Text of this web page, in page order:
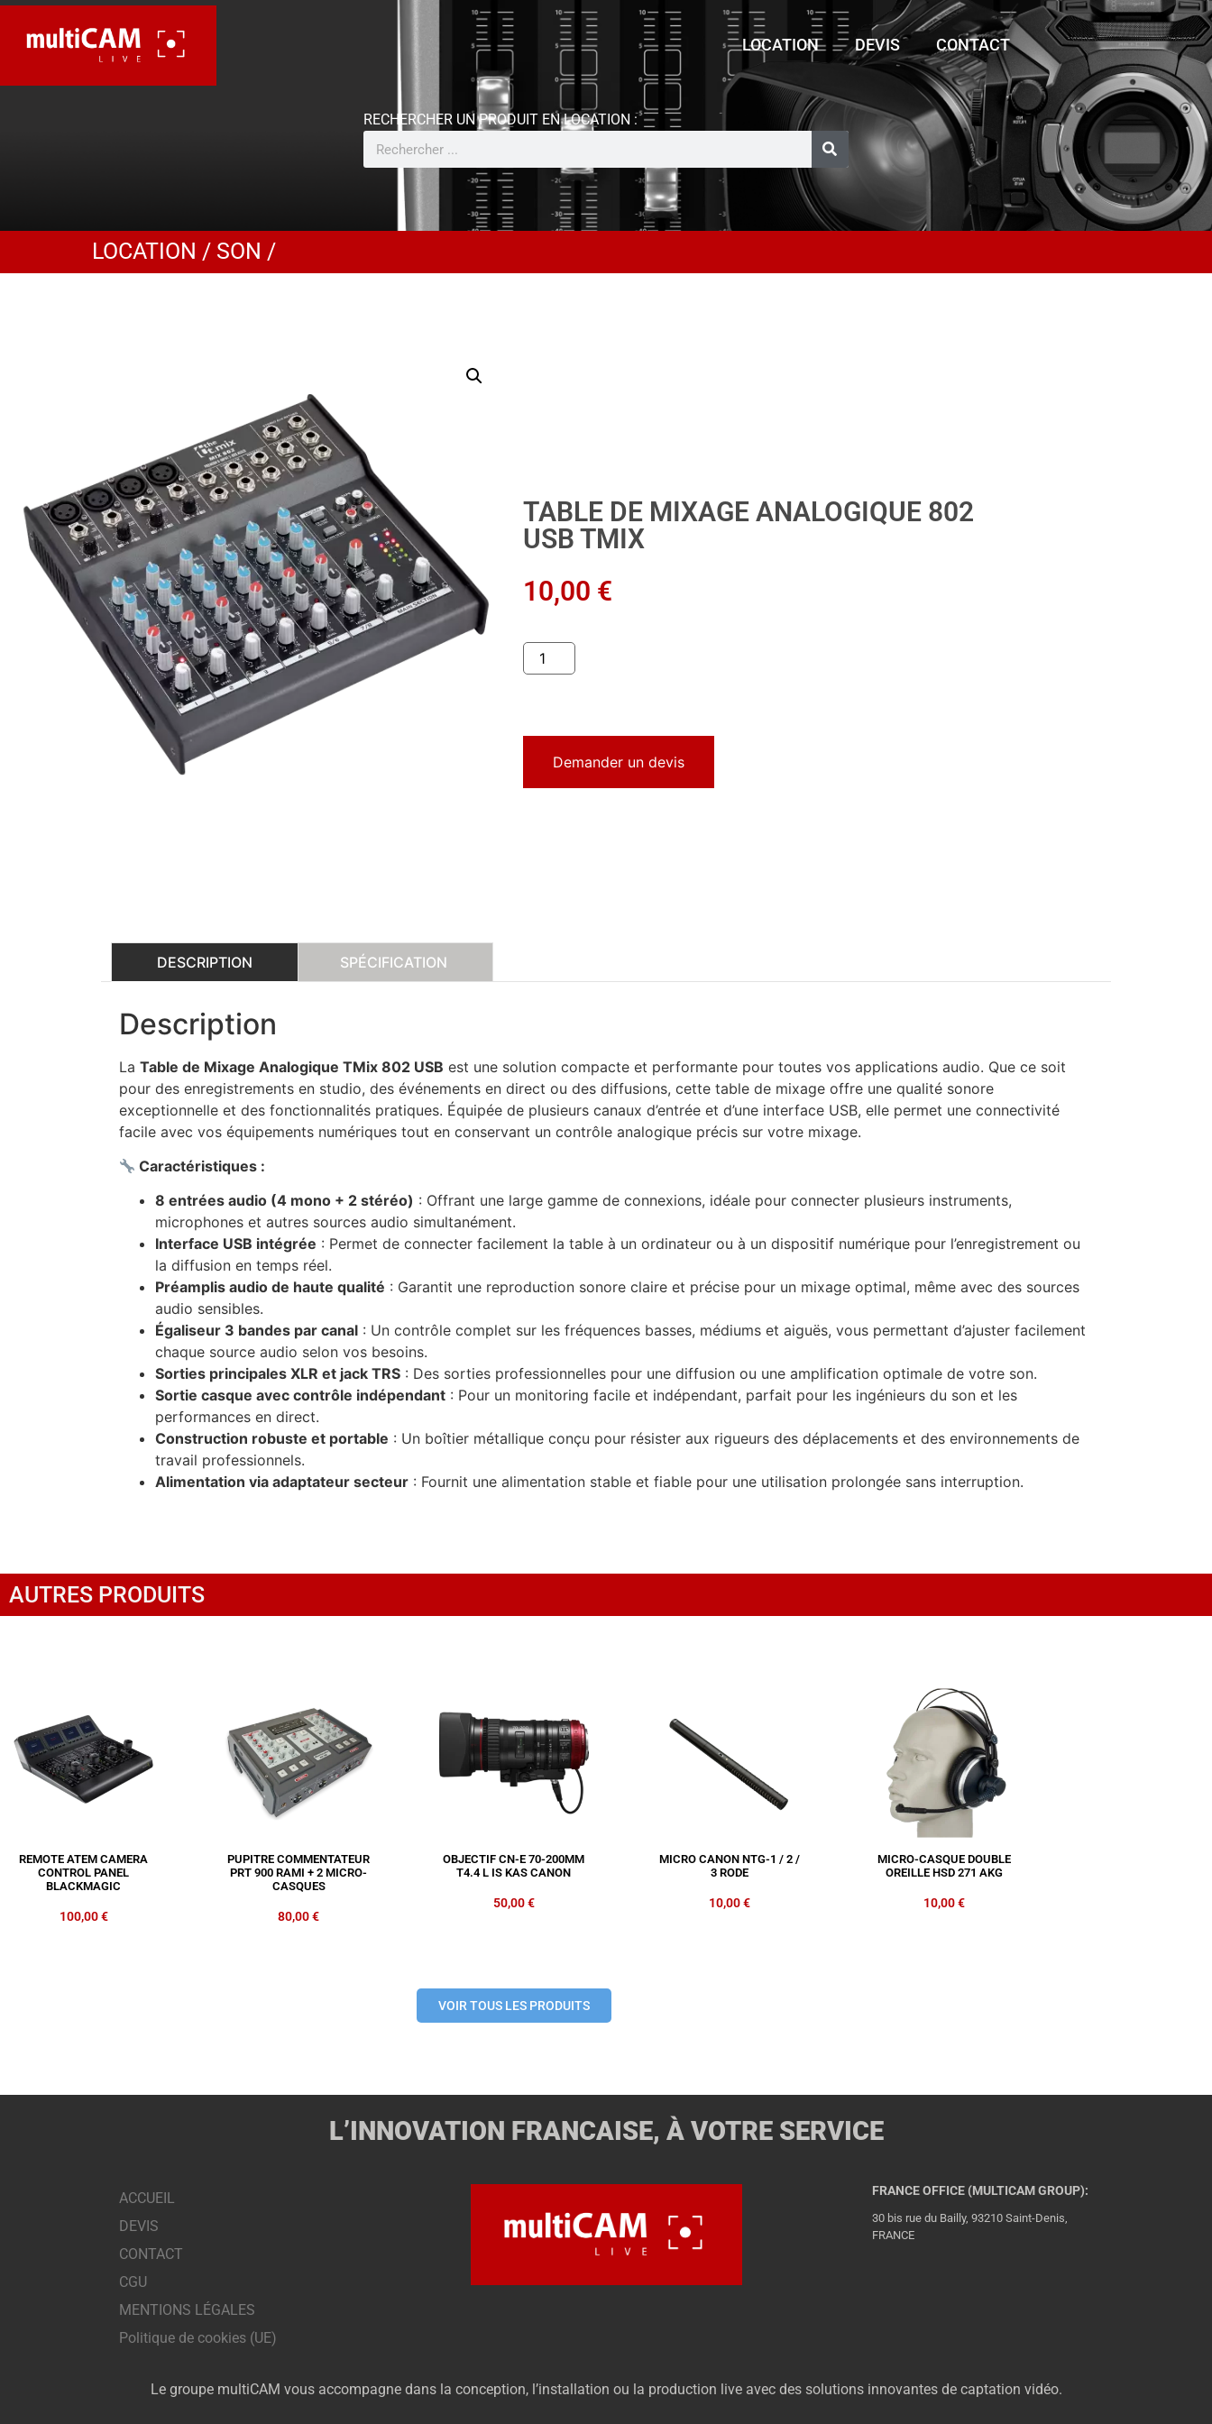
LOCATION DEVIS CONTACT
LOCATION / SON /
TABLE DE MIXAGE ANALOGIQUE 802
USB TMIX
10,00 €
Demander un devis
DESCRIPTION SPÉCIFICATION
Description
La Table de Mixage Analogique TMix 802 USB est une solution compacte et performante pour toutes vos applications audio. Que ce soit
pour des enregistrements en studio, des événements en direct ou des diffusions, cette table de mixage offre une qualité sonore
exceptionnelle et des fonctionnalités pratiques. Équipée de plusieurs canaux d’entrée et d’une interface USB, elle permet une connectivité
facile avec vos équipements numériques tout en conservant un contrôle analogique précis sur votre mixage.
Caractéristiques :
8 entrées audio (4 mono + 2 stéréo) : Offrant une large gamme de connexions, idéale pour connecter plusieurs instruments,
microphones et autres sources audio simultanément.
Interface USB intégrée : Permet de connecter facilement la table à un ordinateur ou à un dispositif numérique pour l’enregistrement ou
la diffusion en temps réel.
Préamplis audio de haute qualité : Garantit une reproduction sonore claire et précise pour un mixage optimal, même avec des sources
audio sensibles.
Égaliseur 3 bandes par canal : Un contrôle complet sur les fréquences basses, médiums et aiguës, vous permettant d’ajuster facilement
chaque source audio selon vos besoins.
Sorties principales XLR et jack TRS : Des sorties professionnelles pour une diffusion ou une amplification optimale de votre son.
Sortie casque avec contrôle indépendant : Pour un monitoring facile et indépendant, parfait pour les ingénieurs du son et les
performances en direct.
Construction robuste et portable : Un boîtier métallique conçu pour résister aux rigueurs des déplacements et des environnements de
travail professionnels.
Alimentation via adaptateur secteur : Fournit une alimentation stable et fiable pour une utilisation prolongée sans interruption.
AUTRES PRODUITS
REMOTE ATEM CAMERA
CONTROL PANEL
BLACKMAGIC
100,00€
PUPITRE COMMENTATEUR
PRT 900 RAMI + 2 MICRO-
CASQUES
80,00€
OBJECTIF CN-E 70-200MM
T4.4 L IS KAS CANON
50,00€
MICRO CANON NTG-1 / 2 /
3 RODE
10,00€
MICRO-CASQUE DOUBLE
OREILLE HSD 271 AKG
10,00€
VOIR TOUS LES PRODUITS
L’INNOVATION FRANCAISE, À VOTRE SERVICE
ACCUEIL
DEVIS
CONTACT
CGU
MENTIONS LÉGALES
Politique de cookies (UE)
FRANCE OFFICE (MULTICAM GROUP):
30 bis rue du Bailly, 93210 Saint-Denis,
FRANCE
Le groupe multiCAM vous accompagne dans la conception, l’installation ou la production live avec des solutions innovantes de captation vidéo.